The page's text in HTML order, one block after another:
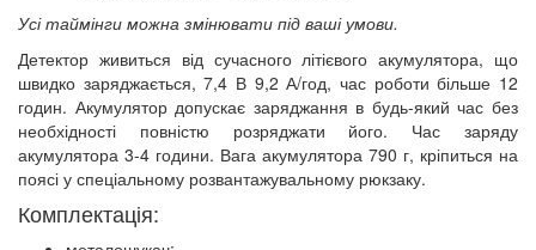
Усі таймінги можна змінювати під ваші умови.
Детектор живиться від сучасного літієвого акумулятора, що
швидко заряджається, 7,4 В 9,2 А/год, час роботи більше 12
годин. Акумулятор допускає заряджання в будь-який час без
необхідності повністю розряджати його. Час заряду
акумулятора 3-4 години. Вага акумулятора 790 г, кріпиться на
поясі у спеціальному розвантажувальному рюкзаку.
Комплектація: